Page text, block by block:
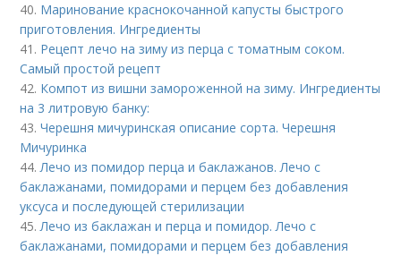
40. Маринование краснокочанной капусты быстрого
приготовления. Ингредиенты
41. Рецепт лечо на зиму из перца с томатным соком.
Самый простой рецепт
42. Компот из вишни замороженной на зиму. Ингредиенты
на 3 литровую банку:
43.Черешня мичуринская описание сорта. Черешня
Мичуринка
44.Лечо из помидор перца и баклажанов. Лечо с
баклажанами, помидорами и перцем без добавления
уксуса и последующей стерилизации
45.Лечо из баклажан и перца и помидор. Лечо с
баклажанами, помидорами и перцем без добавления